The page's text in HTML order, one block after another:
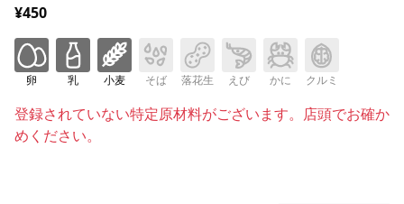
¥450
卵 乳 小麦 そば 落花生 えび かに クルミ
登録されていない特定原材料がございます。店頭でお確か
めください。